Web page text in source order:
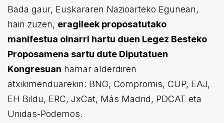
Bada gaur, Euskararen Nazioarteko Egunean,
hain zuzen, eragileek proposatutako
manifestua oinarri hartu duen Legez Besteko
Proposamena sartu dute Diputatuen
Kongresuan hamar alderdiren
atxikimenduarekin: BNG, Compromis, CUP, EAJ,
EH Bildu, ERC, JxCat, Más Madrid, PDCAT eta
Unidas-Podemos.